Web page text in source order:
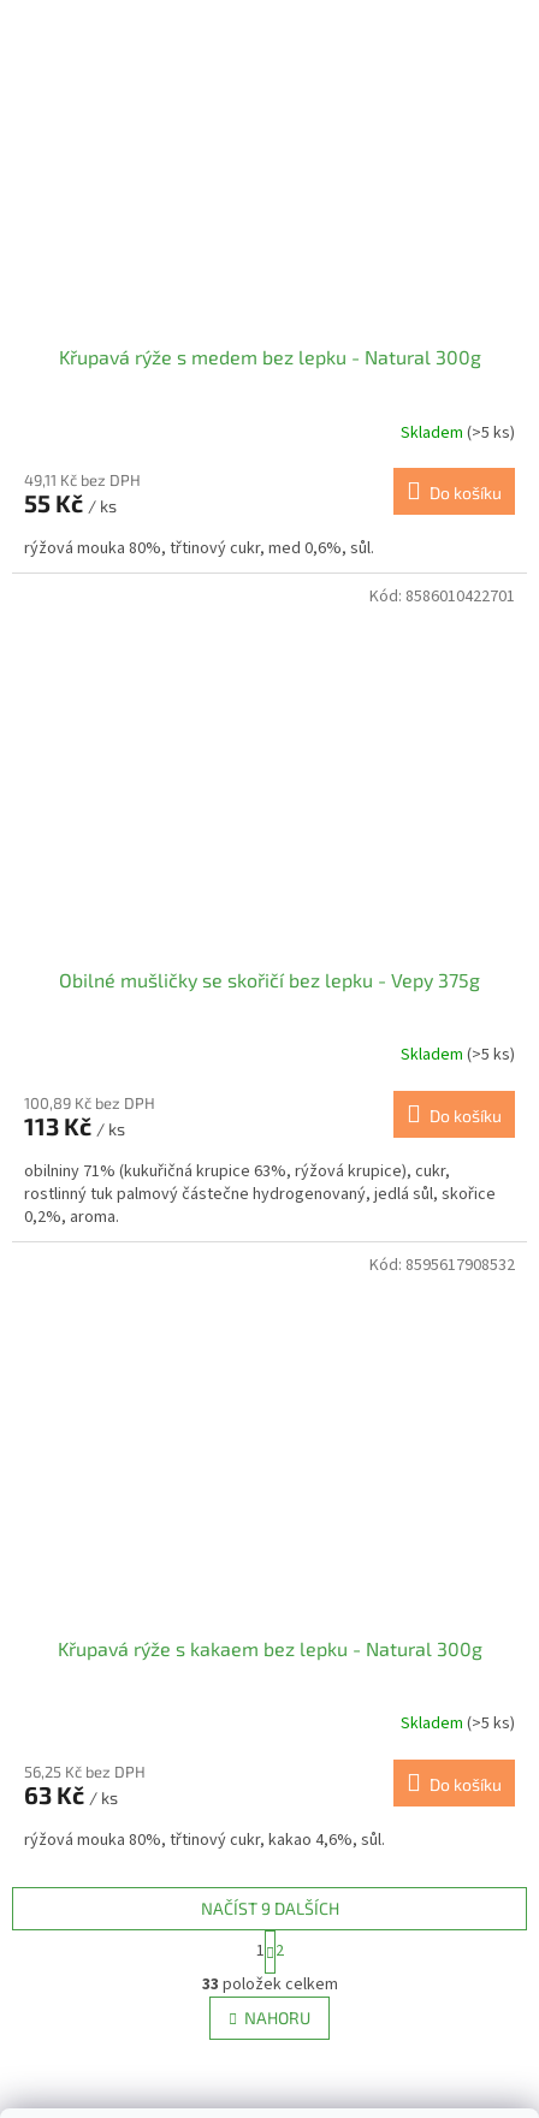
Křupavá rýže s medem bez lepku - Natural 300g
Skladem (>5 ks)
49,11 Kč bez DPH
55 Kč / ks
Do košíku
rýžová mouka 80%, třtinový cukr, med 0,6%, sůl.
Obilné mušličky se skořičí bez lepku - Vepy 375g
Skladem (>5 ks)
100,89 Kč bez DPH
113 Kč / ks
Do košíku
obilniny 71% (kukuřičná krupice 63%, rýžová krupice), cukr,
rostlinný tuk palmový částečne hydrogenovaný, jedlá sůl, skořice
0,2%, aroma.
Kód: 8586010422701
Křupavá rýže s kakaem bez lepku - Natural 300g
Skladem (>5 ks)
56,25 Kč bez DPH
63 Kč / ks
Do košíku
rýžová mouka 80%, třtinový cukr, kakao 4,6%, sůl.
Kód: 8595617908532
O
v
l
á
c
NAČÍST 9 DALŠÍCH
S
t
r
á
n
k
á
1 2
33 položek celkem
NAHORU